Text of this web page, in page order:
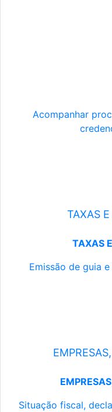
Acompanhar
TAXAS
TAXAS
Emissão de guia
Situação fiscal,